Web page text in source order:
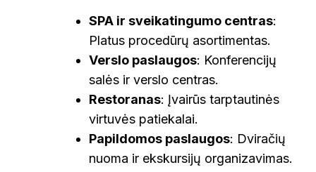
SPA ir sveikatingumo centras:
Platus procedūrų asortimentas.
Verslo paslaugos: Konferencijų
salės ir verslo centras.
Restoranas: Įvairūs tarptautinės
virtuvės patiekalai.
Papildomos paslaugos: Dviračių
nuoma ir ekskursijų organizavimas.